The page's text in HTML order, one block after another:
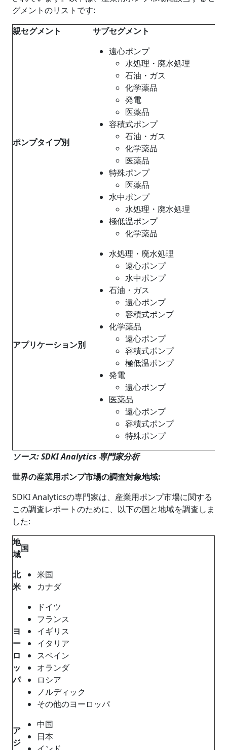
グメントのリストです:
親セグメント
サブセグメント
ポンプタイプ別
遠心ポンプ
水処理・廃水処理
石油・ガス
化学薬品
発電
医薬品
容積式ポンプ
石油・ガス
化学薬品
医薬品
特殊ポンプ
医薬品
水中ポンプ
水処理・廃水処理
極低温ポンプ
化学薬品
アプリケーション別
水処理・廃水処理
遠心ポンプ
水中ポンプ
石油・ガス
遠心ポンプ
容積式ポンプ
化学薬品
遠心ポンプ
容積式ポンプ
極低温ポンプ
発電
遠心ポンプ
医薬品
遠心ポンプ
容積式ポンプ
特殊ポンプ
ソース: SDKI Analytics 専門家分析
世界の産業用ポンプ市場の調査対象地域:
SDKI Analyticsの専門家は、産業用ポンプ市場に関する
この調査レポートのために、以下の国と地域を調査しま
した:
地
域
国
北
米
米国
カナダ
ヨ
ー
ロ
ッ
パ
ドイツ
フランス
イギリス
イタリア
スペイン
オランダ
ロシア
ノルディック
その他のヨーロッパ
ア
ジ
中国
日本